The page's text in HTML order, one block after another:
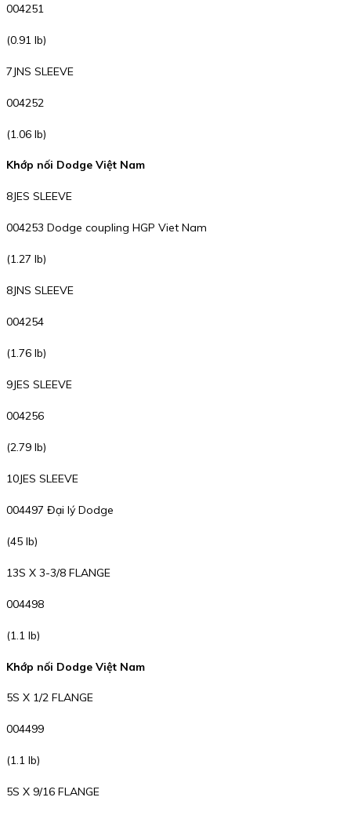
004251
(0.91 lb)
7JNS SLEEVE
004252
(1.06 lb)
Khớp nối Dodge Việt Nam
8JES SLEEVE
004253 Dodge coupling HGP Viet Nam
(1.27 lb)
8JNS SLEEVE
004254
(1.76 lb)
9JES SLEEVE
004256
(2.79 lb)
10JES SLEEVE
004497 Đại lý Dodge
(45 lb)
13S X 3-3/8 FLANGE
004498
(1.1 lb)
Khớp nối Dodge Việt Nam
5S X 1/2 FLANGE
004499
(1.1 lb)
5S X 9/16 FLANGE